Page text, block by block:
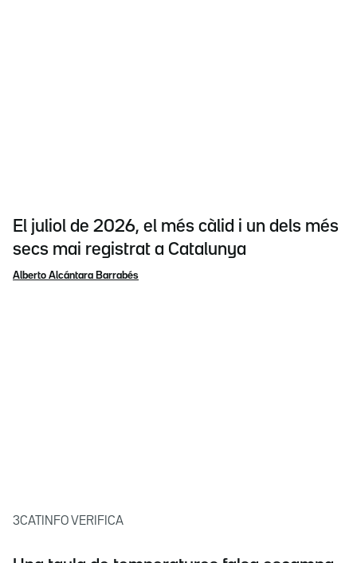
El juliol de 2026, el més càlid i un dels més
secs mai registrat a Catalunya
Alberto Alcántara Barrabés
3CATINFO VERIFICA